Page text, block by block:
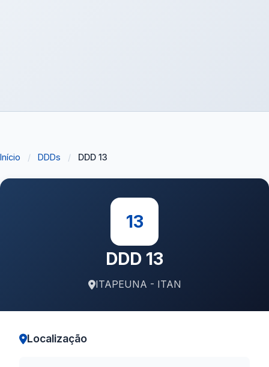
Início / DDDs / DDD 13
13
DDD 13
ITAPEUNA - ITAN
Localização